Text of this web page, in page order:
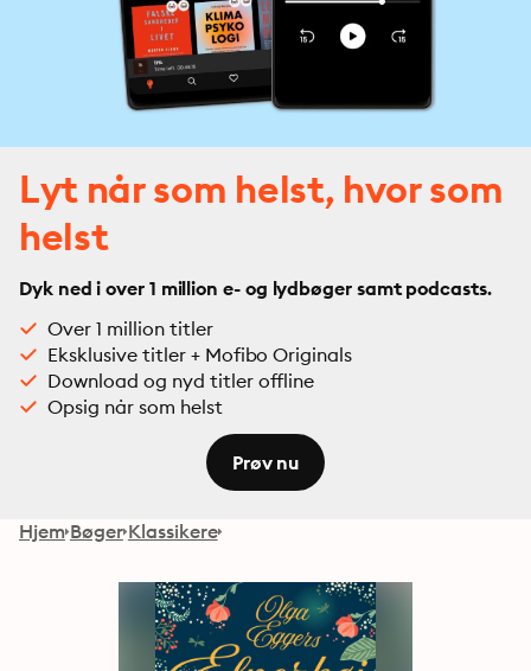
Lyt når som helst, hvor som
helst
Dyk ned i over 1 million e- og lydbøger samt podcasts.
Over 1 million titler
Eksklusive titler + Mofibo Originals
Download og nyd titler offline
Opsig når som helst
Prøv nu
Hjem Bøger Klassikere